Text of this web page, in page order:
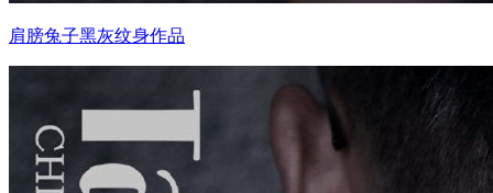
肩膀兔子黑灰纹身作品